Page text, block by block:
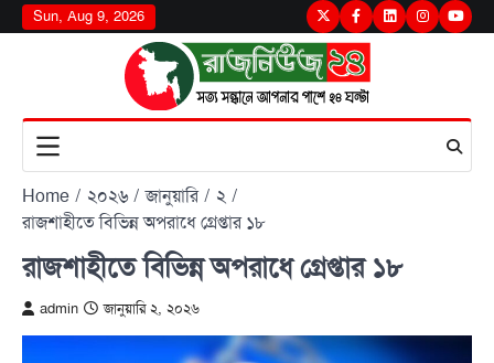
Skip
to
Sun, Aug 9, 2026 TwitterFacebook
LinkedInInstagram
Home ২০২৬ জানুয়ারি
২
রাজশাহীতে বিভিন্ন অপরাধে গ্রেপ্তার ১৮
রাজশাহীতে বিভিন্ন অপরাধে গ্রেপ্তার ১৮
admin জানুয়ারি ২, ২০২৬